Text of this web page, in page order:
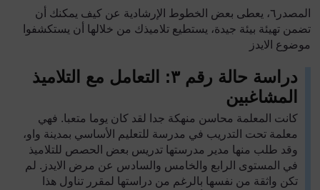
المصدر ٦، يعطى بعض الخطوط الإرشادية عن كيف يمكنك أن
تضمن تهيئة بيئة جيدة، يستطيع تلاميذك من خلالها أن يستكشفوا
موضوع الايدز
دراسة حالة رقم ٣: التعامل مع التلاميذ
المشاغبين
كانت المعلمة محاسن منهكة جدا لقد كان يوما متعبا. فهي
معلمة تحت التدريب في مدرسة للتعليم الأساسي بمدينة واو،
وقد طلب منها مدير مدرستها تدريس بعض الحصص للتلاميذ
في المستوى الرابع والخامس والسادس عن مرض الايدز. لم
تكن واثقة من نفسها بالرغم من دراستها لمقرر تناول هذا